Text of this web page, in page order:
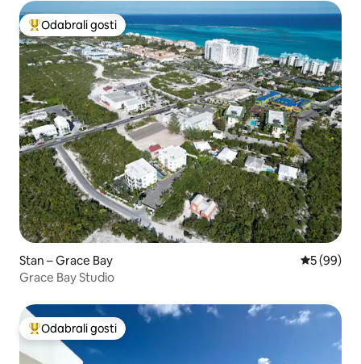
Među najviše rangiranima s oznakom „Odabrali gosti”
Odabrali gosti
Stan – Grace Bay Prosječna
5 (99)
Grace Bay Studio
Među najviše rangiranima s oznakom „Odabrali gosti”
Odabrali gosti